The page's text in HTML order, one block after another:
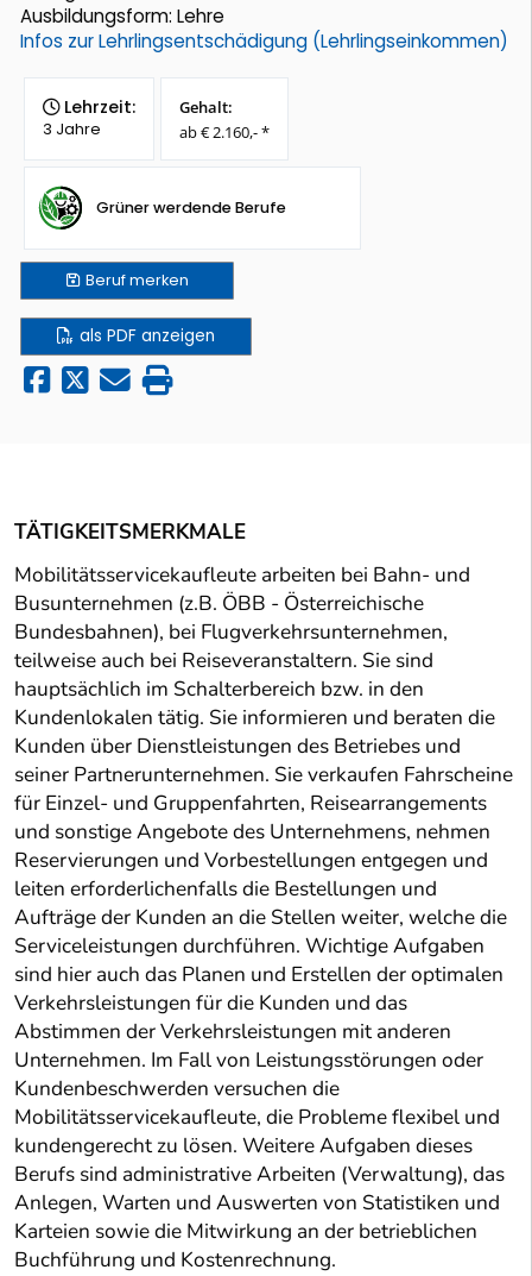
Ausbildungsform: Lehre
Infos zur Lehrlingsentschädigung (Lehrlingseinkommen)
Lehrzeit:
3 Jahre
Gehalt:
ab € 2.160,- *
Grüner werdende Berufe
Berufmerken
als PDF anzeigen
TÄTIGKEITSMERKMALE
Mobilitätsservicekaufleute arbeiten bei Bahn- und
Busunternehmen (z.B. ÖBB - Österreichische
Bundesbahnen), bei Flugverkehrsunternehmen,
teilweise auch bei Reiseveranstaltern. Sie sind
hauptsächlich im Schalterbereich bzw. in den
Kundenlokalen tätig. Sie informieren und beraten die
Kunden über Dienstleistungen des Betriebes und
seiner Partnerunternehmen. Sie verkaufen Fahrscheine
für Einzel- und Gruppenfahrten, Reisearrangements
und sonstige Angebote des Unternehmens, nehmen
Reservierungen und Vorbestellungen entgegen und
leiten erforderlichenfalls die Bestellungen und
Aufträge der Kunden an die Stellen weiter, welche die
Serviceleistungen durchführen. Wichtige Aufgaben
sind hier auch das Planen und Erstellen der optimalen
Verkehrsleistungen für die Kunden und das
Abstimmen der Verkehrsleistungen mit anderen
Unternehmen. Im Fall von Leistungsstörungen oder
Kundenbeschwerden versuchen die
Mobilitätsservicekaufleute, die Probleme flexibel und
kundengerecht zu lösen. Weitere Aufgaben dieses
Berufs sind administrative Arbeiten (Verwaltung), das
Anlegen, Warten und Auswerten von Statistiken und
Karteien sowie die Mitwirkung an der betrieblichen
Buchführung und Kostenrechnung.